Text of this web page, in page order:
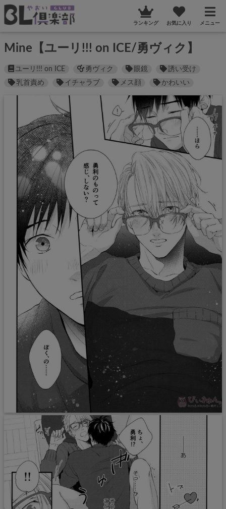
ランキング お気に入り メニュー
Mine【ユーリ!!! on ICE/勇ヴィク】
ユーリ!!! on ICE 勇ヴィク 眼鏡
誘い受け
乳首責め
イチャラブ メス顔 かわいい